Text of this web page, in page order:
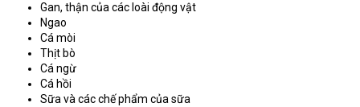
Gan, thận của các loài động vật
Ngao
Cá mòi
Thịt bò
Cá ngừ
Cá hồi
Sữa và các chế phẩm của sữa